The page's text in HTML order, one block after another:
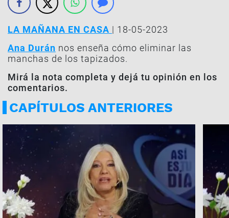
LA MAÑANA EN CASA | 18-05-2023
Ana Durán nos enseña cómo eliminar las
manchas de los tapizados.
Mirá la nota completa y dejá tu opinión en los
comentarios.
CAPÍTULOS ANTERIORES